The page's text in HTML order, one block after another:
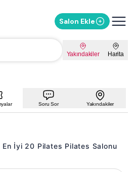
Salon Ekle
Yakındakiler Harita
Soru Sor Yakındakiler
İyi 20 Pilates Pilates Salonu